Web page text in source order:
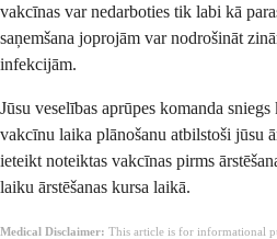
vakcīnas var nedarboties tik labi kā
saņemšana joprojām var nodrošināt
infekcijām.
Jūsu veselības aprūpes komanda
vakcīnu laika plānošanu atbilstoši jūsu
ieteikt noteiktas vakcīnas pirms
laiku ārstēšanas kursa laikā.
Medical Disclaimer: This article is for informational